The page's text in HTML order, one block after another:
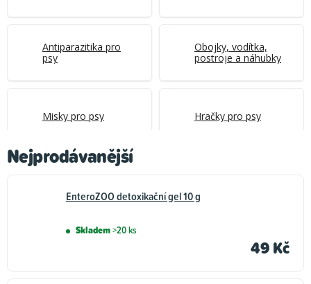
Antiparazitika pro
psy
Obojky, vodítka,
postroje a náhubky
Misky pro psy Hračky pro psy
pro psy
Vitamíny a léčiva pro
Oblečky pro psy
Nejprodávanější
EnteroZOO detoxikační gel 10 g
Skladem>20 ks
49 Kč